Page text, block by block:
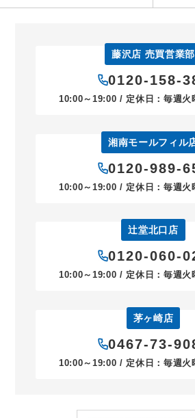
藤沢店 売買営業部
0120-158-
10:00～19:00 / 定休日：毎週火
湘南モールフィル
0120-989-
10:00～19:00 / 定休日：毎週火
辻堂北口店
0120-060-
10:00～19:00 / 定休日：毎週火
茅ヶ崎店
0467-73-
10:00～19:00 / 定休日：毎週火